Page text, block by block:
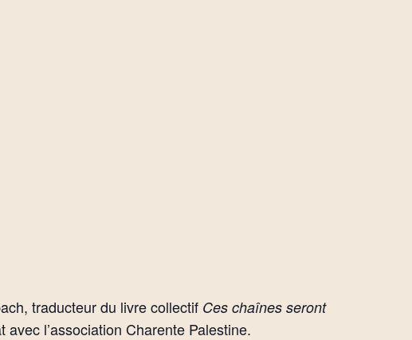
traducteur du livre collectif Ces chaînes seront
avec l’association Charente Palestine.